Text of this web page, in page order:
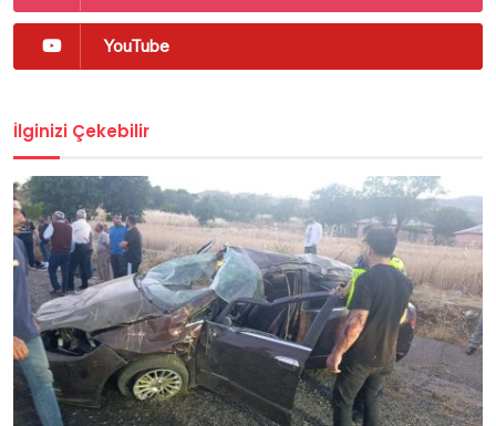
YouTube
İlginizi Çekebilir